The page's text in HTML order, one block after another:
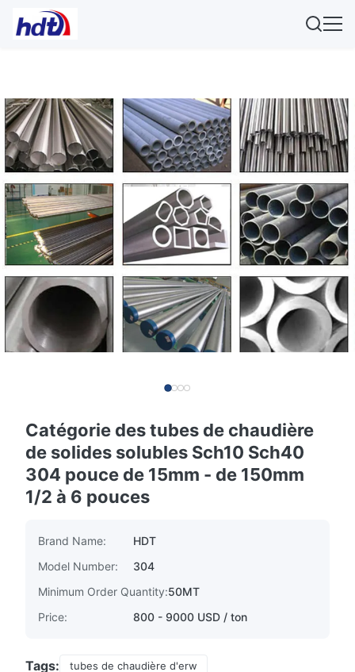
Catégorie des tubes de chaudière
de solides solubles Sch10 Sch40
304 pouce de 15mm - de 150mm
1/2 à 6 pouces
Brand Name:
HDT
Model Number:
304
Minimum Order Quantity:50MT
Price:
800 - 9000 USD / ton
Tags:
tubes de chaudière d'erw